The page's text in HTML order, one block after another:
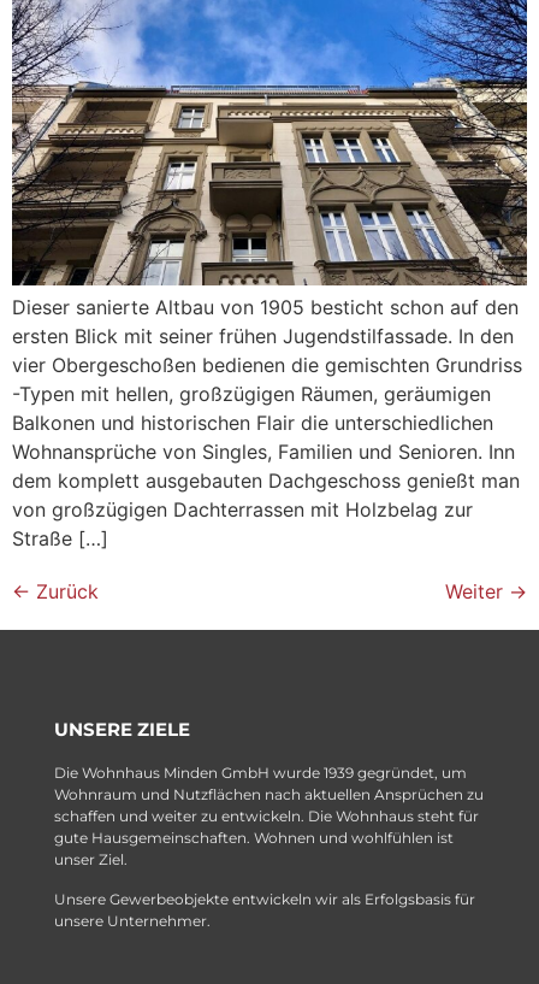
Dieser sanierte Altbau von 1905 besticht schon auf den
ersten Blick mit seiner frühen Jugendstilfassade. In den
vier Obergeschoßen bedienen die gemischten Grundriss
-Typen mit hellen, großzügigen Räumen, geräumigen
Balkonen und historischen Flair die unterschiedlichen
Wohnansprüche von Singles, Familien und Senioren. Inn
dem komplett ausgebauten Dachgeschoss genießt man
von großzügigen Dachterrassen mit Holzbelag zur
Straße […]
← Zurück Weiter →
UNSERE ZIELE
Die Wohnhaus Minden GmbH wurde 1939 gegründet, um
Wohnraum und Nutzflächen nach aktuellen Ansprüchen zu
schaffen und weiter zu entwickeln. Die Wohnhaus steht für
gute Hausgemeinschaften. Wohnen und wohlfühlen ist
unser Ziel.
Unsere Gewerbeobjekte entwickeln wir als Erfolgsbasis für
unsere Unternehmer.